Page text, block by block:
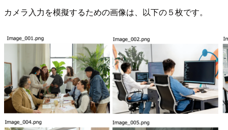
カメラ入力を模擬するための画像は、以下の５枚です。